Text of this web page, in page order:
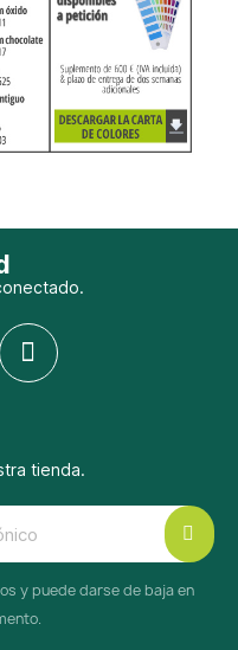
tienda.
y puede darse de baja en